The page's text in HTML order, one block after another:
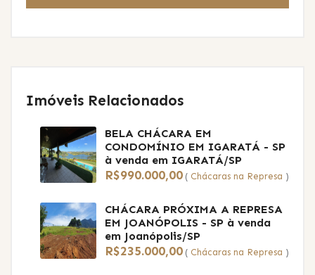
Imóveis Relacionados
BELA CHÁCARA EM
CONDOMÍNIO EM IGARATÁ - SP
à venda em IGARATÁ/SP
R$990.000,00 ( Chácaras na Represa )
CHÁCARA PRÓXIMA A REPRESA
EM JOANÓPOLIS - SP à venda
em Joanópolis/SP
R$235.000,00 ( Chácaras na Represa )